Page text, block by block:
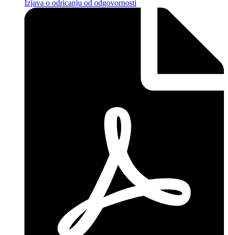
Izjava o odricanju od odgovornosti